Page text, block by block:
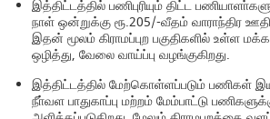
இத்திட்டத்தில் பணிபுரியும் திட்ட
நாள் ஒன்றுக்கு ரூ.205/-வீதம் வாராந்திர
இதன் மூலம் கிராமப்புற பகுதிகளில் உள்ள
ஒழித்து, வேலை வாய்ப்பு வழங்குகிறது.
இத்திட்டத்தில் மேற்கொள்ளப்படும் பணிகள்
நீா்வள பாதுகாப்பு மற்றம் மேம்பாட்டு